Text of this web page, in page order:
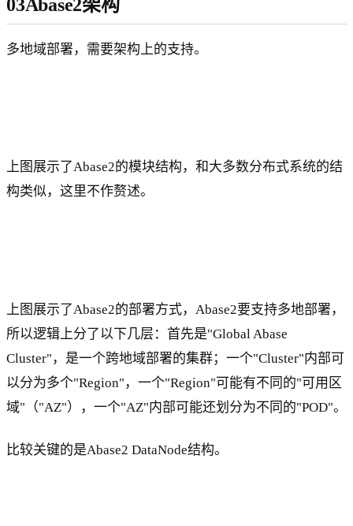
03Abase2架构
多地域部署，需要架构上的支持。
上图展示了Abase2的模块结构，和大多数分布式系统的结
构类似，这里不作赘述。
上图展示了Abase2的部署方式，Abase2要支持多地部署，
所以逻辑上分了以下几层：首先是"Global Abase
Cluster"，是一个跨地域部署的集群；一个"Cluster"内部可
以分为多个"Region"，一个"Region"可能有不同的"可用区
域"（"AZ"），一个"AZ"内部可能还划分为不同的"POD"。
比较关键的是Abase2 DataNode结构。